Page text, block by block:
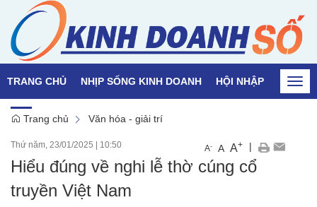
TRANG CHỦ NHỊP SỐNG KINH DOANH HỘI NHẬP QUỐC
Trang chủ Văn hóa - giải trí
Thứ năm, 23/01/2025 10:50 A- A A+ |
Hiểu đúng về nghi lễ thờ cúng cổ
truyền Việt Nam